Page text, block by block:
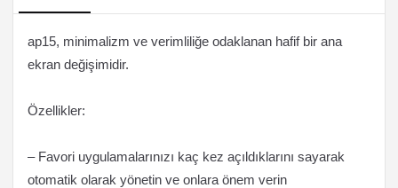
ap15, minimalizm ve verimliliğe odaklanan hafif bir ana
ekran değişimidir.
Özellikler:
– Favori uygulamalarınızı kaç kez açıldıklarını sayarak
otomatik olarak yönetin ve onlara önem verin